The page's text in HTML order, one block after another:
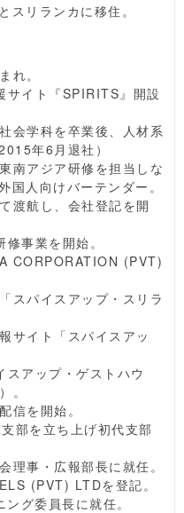
スリランカに移住。
れ。
イト『SPIRITS』開設
会学科を卒業後、人材系
年6月退社）
南アジア研修を担当しな
国人向けバーテンダー。
渡航し、会社登記を開
事業を開始。
CORPORATION (PVT)
スパイスアップ・スリラ
サイト「スパイスアッ
アップ・ゲストハウ
。
信を開始。
部を立ち上げ初代支部
事・広報部長に就任。
(PVT) LTDを登記。
グ委員長に就任。